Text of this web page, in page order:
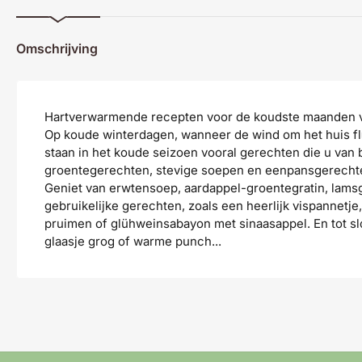
Omschrijving
Hartverwarmende recepten voor de koudste maanden
Op koude winterdagen, wanneer de wind om het huis
staan in het koude seizoen vooral gerechten die u
groentegerechten, stevige soepen en
Geniet van erwtensoep, aardappel-groentegratin,
gebruikelijke gerechten, zoals een heerlijk
pruimen of glühweinsabayon met sinaasappel. En tot
glaasje grog of warme punch...